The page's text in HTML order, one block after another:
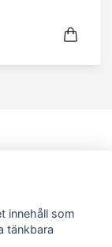
innehåll som
tänkbara